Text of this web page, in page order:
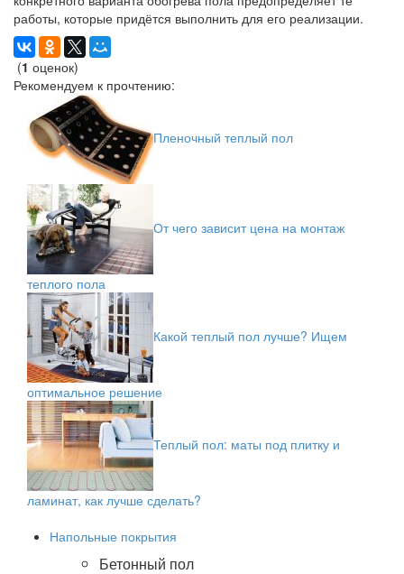
работы, которые придётся выполнить для его реализации.
(1 оценок)
Рекомендуем к прочтению:
Пленочный теплый пол
От чего зависит цена на монтаж
теплого пола
Какой теплый пол лучше? Ищем
оптимальное решение
Теплый пол: маты под плитку и
ламинат, как лучше сделать?
Напольные покрытия
Бетонный пол